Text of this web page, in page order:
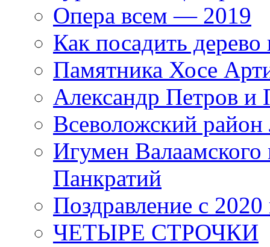
Опера всем — 2019
Как посадить дерево
Памятника Хосе
Александр Петров и
Всеволожский район
Игумен
Панкратий
Поздравление с 2020
ЧЕТЫРЕ СТРОЧКИ